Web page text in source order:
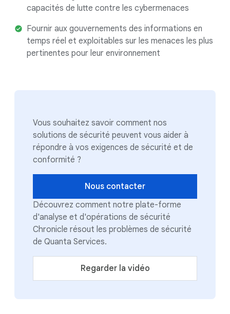
capacités de lutte contre les cybermenaces
Fournir aux gouvernements des informations en
temps réel et exploitables sur les menaces les plus
pertinentes pour leur environnement
Vous souhaitez savoir comment nos
solutions de sécurité peuvent vous aider à
répondre à vos exigences de sécurité et de
conformité ?
Nous contacter
Découvrez comment notre plate-forme
d'analyse et d'opérations de sécurité
Chronicle résout les problèmes de sécurité
de Quanta Services.
Regarder la vidéo